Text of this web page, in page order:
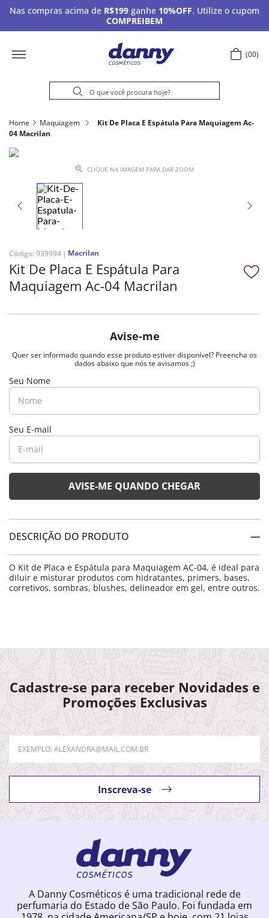
Nas compras acima de R$199 ganhe 10%OFF. Utilize o cupom
COMPREIBEM
00
Home Maquiagem
Kit De Placa E Espátula Para Maquiagem Ac-
04 Macrilan
CLIQUE NA IMAGEM PARA DAR ZOOM
Código: 939994 Macrilan
Kit De Placa E Espátula Para
Maquiagem Ac-04 Macrilan
DESCRIÇÃO DO PRODUTO
O Kit de Placa e Espátula para Maquiagem AC-04, é ideal para
diluir e misturar produtos com hidratantes, primers, bases,
corretivos, sombras, blushes, delineador em gel, entre outros.
Cadastre-se para receber Novidades e
Promoções Exclusivas
Inscreva-se
A Danny Cosméticos é uma tradicional rede de
perfumaria do Estado de São Paulo. Foi fundada em